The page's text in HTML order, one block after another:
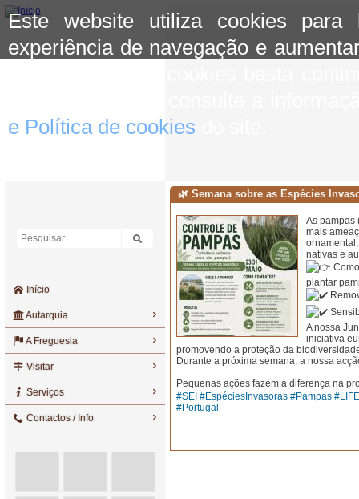
Este website utiliza cookies para
experiência de navegação e
e Política de cookies
Início
Autarquia
A Freguesia
Visitar
Serviços
Contactos / Info
🌿 Semana sobre as Espécies
As pampas
mais
nativas e
plantar
A nossa
iniciativa
promovendo a proteção da
Durante a próxima semana, a nossa
Pequenas ações fazem a diferença na
#SEI #EspéciesInvasoras #Pampas
#Portugal